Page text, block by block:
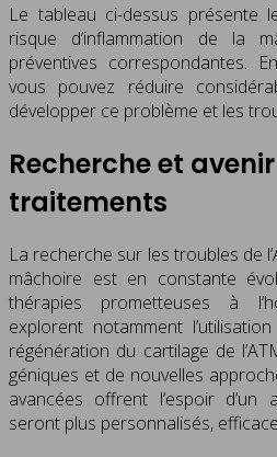
Le tableau ci-dessus présente
risque d’inflammation de la
préventives correspondantes.
vous pouvez réduire
développer ce problème et les
Recherche et
traitements
La recherche sur les troubles de
mâchoire est en constante
thérapies prometteuses à
explorent notamment
régénération du cartilage de
géniques et de nouvelles
avancées offrent l’espoir
seront plus personnalisés,